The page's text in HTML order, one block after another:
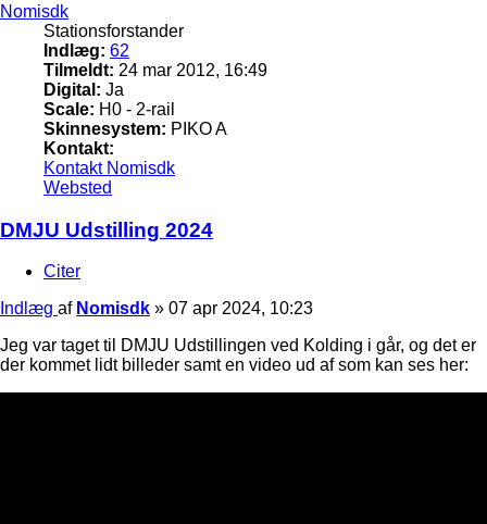
Nomisdk
Stationsforstander
Indlæg: 62
Tilmeldt: 24 mar 2012, 16:49
Digital: Ja
Scale: H0 - 2-rail
Skinnesystem: PIKO A
Kontakt:
Kontakt Nomisdk
Websted
DMJU Udstilling 2024
Citer
Indlæg af Nomisdk » 07 apr 2024, 10:23
Jeg var taget til DMJU Udstillingen ved Kolding i går, og det er
der kommet lidt billeder samt en video ud af som kan ses her: